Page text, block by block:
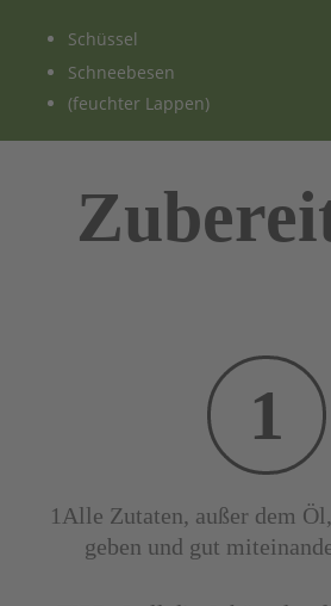
Schüssel
Schneebesen
(feuchter Lappen)
1
1Alle Zutaten, außer dem
geben und gut